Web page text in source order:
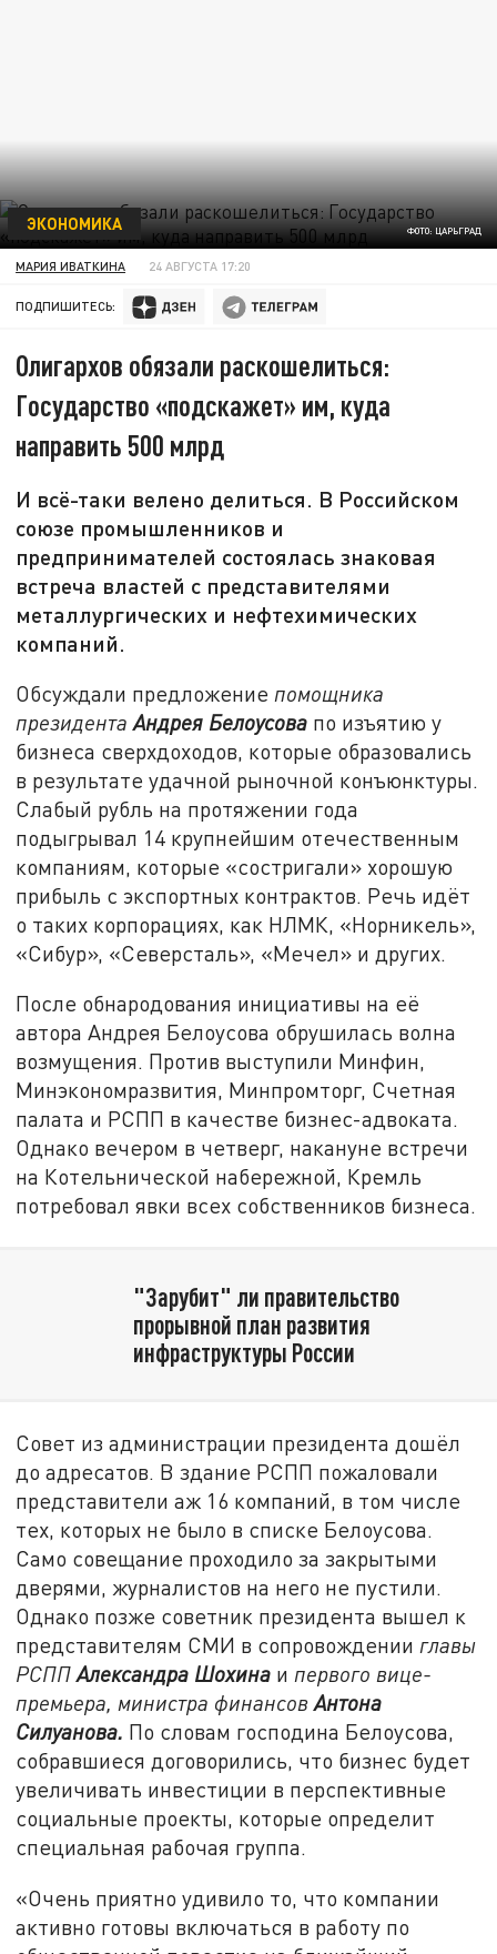
ФОТО: ЦАРЬГРАД
ЭКОНОМИКА
МАРИЯ ИВАТКИНА 24 АВГУСТА 17:20
ПОДПИШИТЕСЬ:
Олигархов обязали раскошелиться:
Государство «подскажет» им, куда
направить 500 млрд
И всё-таки велено делиться. В Российском
союзе промышленников и
предпринимателей состоялась знаковая
встреча властей с представителями
металлургических и нефтехимических
компаний.
Обсуждали предложение помощника
президентаАндрея Белоусова по изъятию у
бизнеса сверхдоходов, которые образовались
в результате удачной рыночной конъюнктуры.
Слабый рубль на протяжении года
подыгрывал 14 крупнейшим отечественным
компаниям, которые «состригали» хорошую
прибыль с экспортных контрактов. Речь идёт
о таких корпорациях, как НЛМК, «Норникель»,
«Сибур», «Северсталь», «Мечел» и других.
После обнародования инициативы на её
автора Андрея Белоусова обрушилась волна
возмущения. Против выступили Минфин,
Минэкономразвития, Минпромторг, Счетная
палата и РСПП в качестве бизнес-адвоката.
Однако вечером в четверг, накануне встречи
на Котельнической набережной, Кремль
потребовал явки всех собственников бизнеса.
"Зарубит" ли правительство
прорывной план развития
инфраструктуры России
Совет из администрации президента дошёл
до адресатов. В здание РСПП пожаловали
представители аж 16 компаний, в том числе
тех, которых не было в списке Белоусова.
Само совещание проходило за закрытыми
дверями, журналистов на него не пустили.
Однако позже советник президента вышел к
представителям СМИ в сопровождении главы
РСППАлександра Шохина и первого вице-
премьера, министра финансовАнтона
Силуанова. По словам господина Белоусова,
собравшиеся договорились, что бизнес будет
увеличивать инвестиции в перспективные
социальные проекты, которые определит
специальная рабочая группа.
«Очень приятно удивило то, что компании
активно готовы включаться в работу по